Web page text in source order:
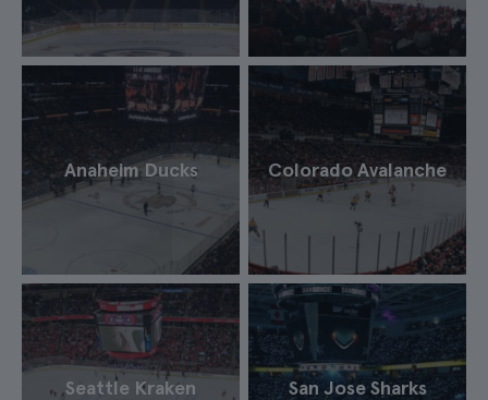
Anaheim Ducks Colorado Avalanche
Seattle Kraken San Jose Sharks